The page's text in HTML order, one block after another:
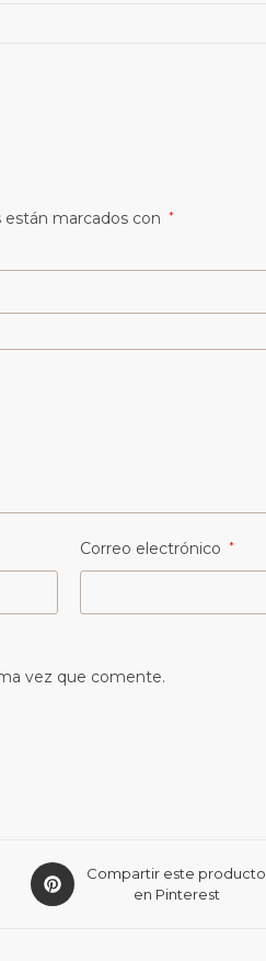
marcados con *
Correo electrónico *
vez que comente.
Compartir este producto
en Pinterest